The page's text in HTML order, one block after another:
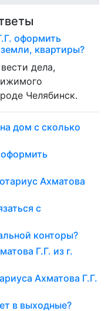
оформить
квартиры?
дела,
Челябинск.
дом с сколько
Ахматова
с
конторы?
Г.Г. из г.
Ахматова Г.Г.
в выходные?